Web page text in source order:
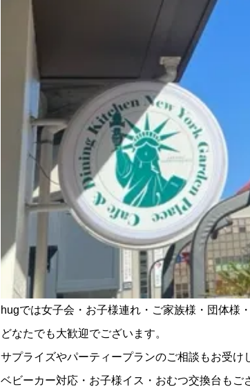
hugでは女子会・お子様連れ・ご家族様・団体様
どなたでも大歓迎でございます。
サプライズやパーティープランのご相談もお受け
ベビーカー対応・お子様イス・おむつ交換台もご